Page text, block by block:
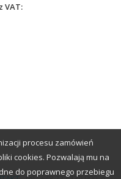
VAT
procesu zamówień
cookies. Pozwalają mu na
do poprawnego przebiegu